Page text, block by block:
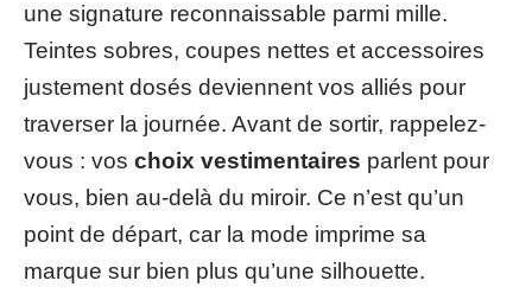
une signature reconnaissable parmi mille.
Teintes sobres, coupes nettes et accessoires
justement dosés deviennent vos alliés pour
traverser la journée. Avant de sortir, rappelez-
vous : vos choix vestimentaires parlent pour
vous, bien au-delà du miroir. Ce n’est qu’un
point de départ, car la mode imprime sa
marque sur bien plus qu’une silhouette.